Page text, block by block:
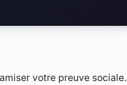
votre preuve sociale.